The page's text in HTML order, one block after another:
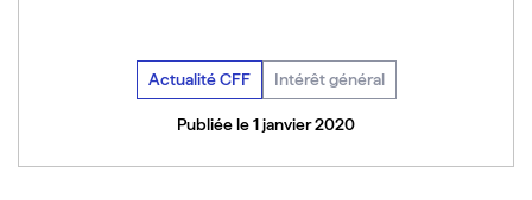
Actualité CFF Intérêt général
Publiée le 1 janvier 2020